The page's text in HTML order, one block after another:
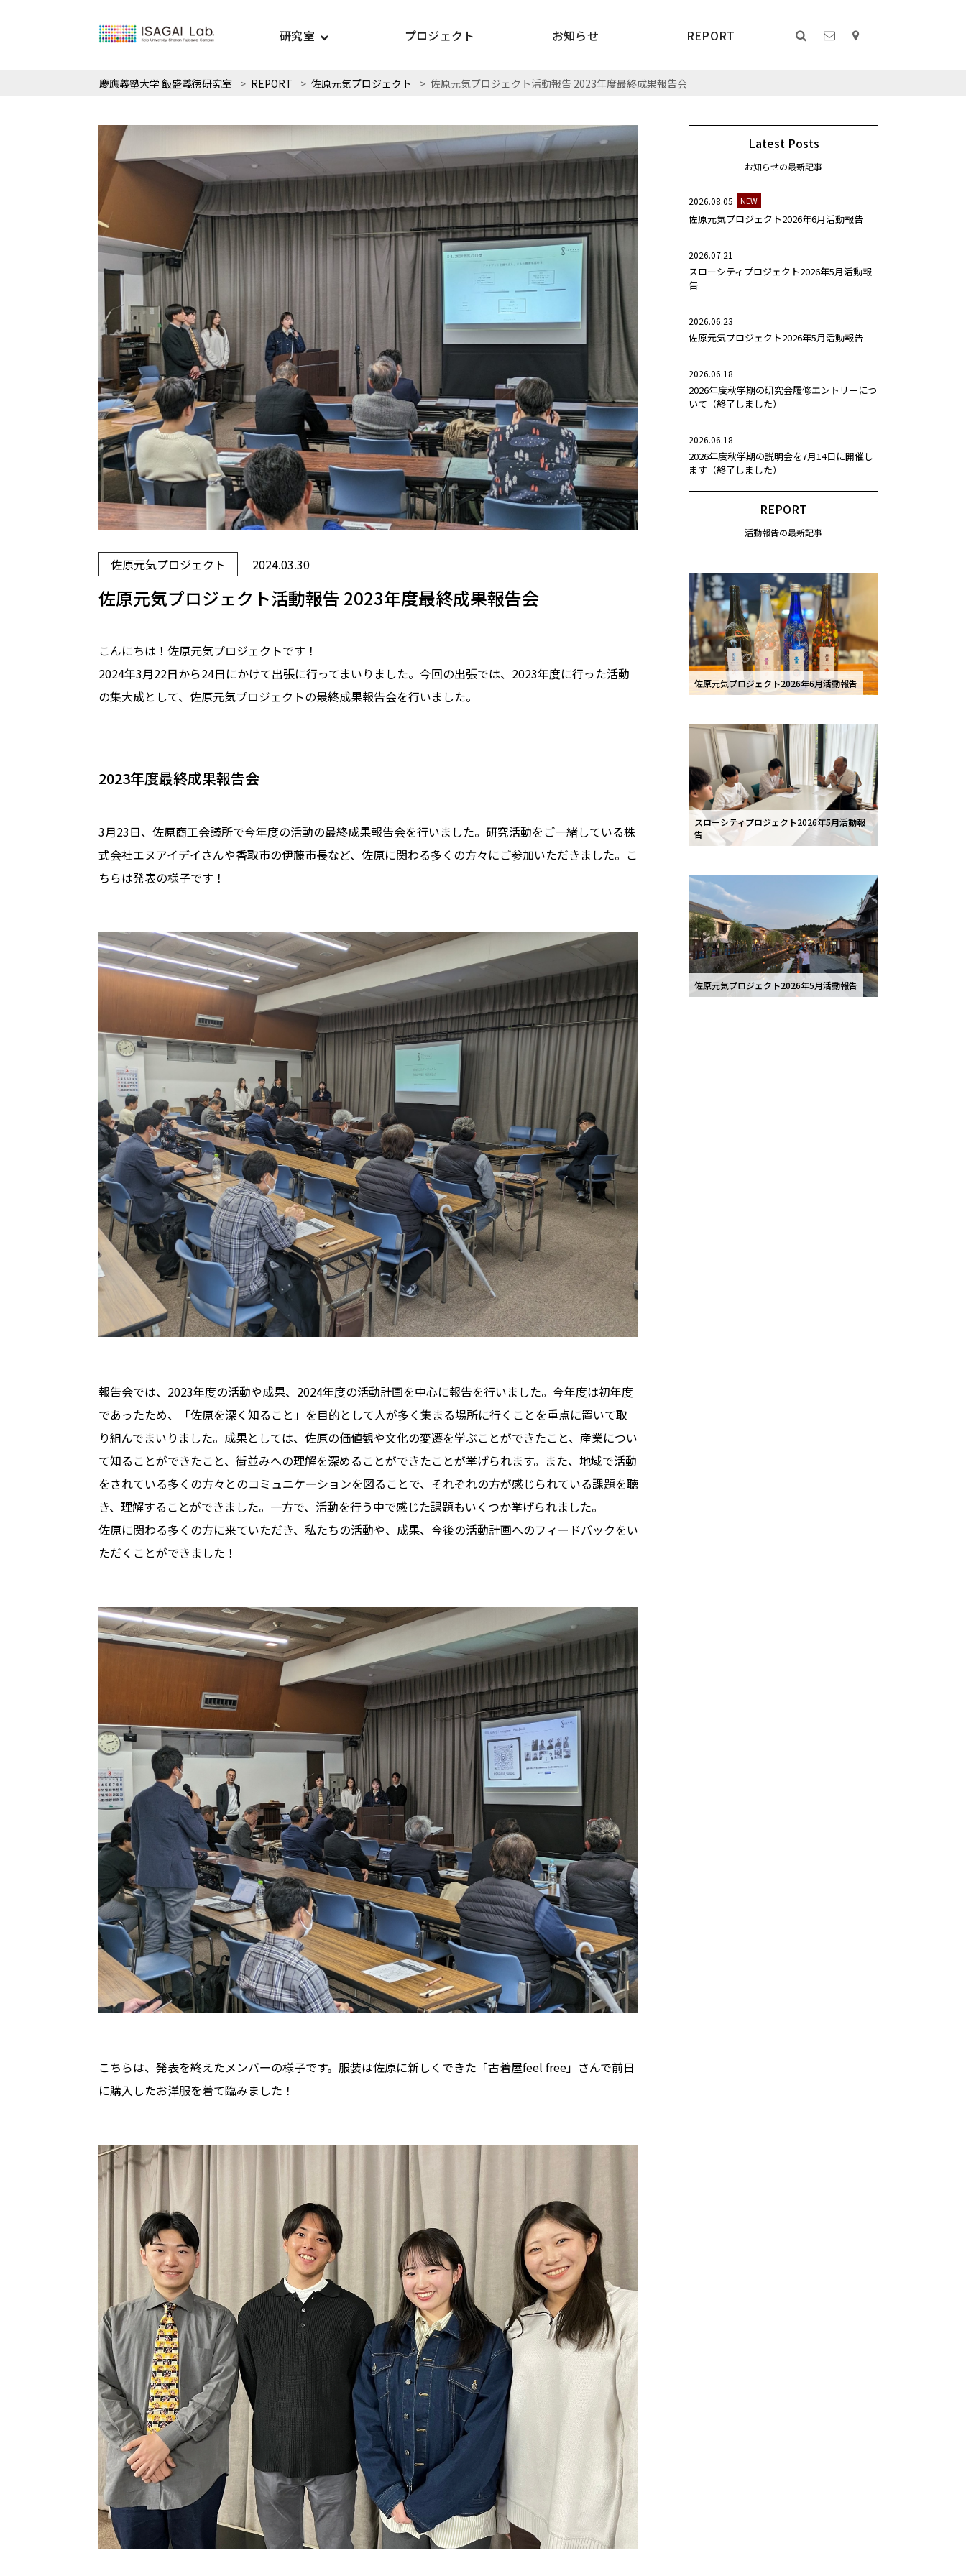
研究室 プロジェクト お知らせ REPORT
慶應義塾大学 飯盛義徳研究室 > REPORT > 佐原元気プロジェクト > 佐原元気プロジェクト活動報告 2023年度最終成果報告会
佐原元気プロジェクト 2024.03.30
佐原元気プロジェクト活動報告 2023年度最終成果報告会
こんにちは！佐原元気プロジェクトです！
2024年3月22日から24日にかけて出張に行ってまいりました。今回の出張では、2023年度に行った活動
の集大成として、佐原元気プロジェクトの最終成果報告会を行いました。
2023年度最終成果報告会
3月23日、佐原商工会議所で今年度の活動の最終成果報告会を行いました。研究活動をご一緒している株
式会社エヌアイデイさんや香取市の伊藤市長など、佐原に関わる多くの方々にご参加いただきました。こ
ちらは発表の様子です！
報告会では、2023年度の活動や成果、2024年度の活動計画を中心に報告を行いました。今年度は初年度
であったため、「佐原を深く知ること」を目的として人が多く集まる場所に行くことを重点に置いて取
り組んでまいりました。成果としては、佐原の価値観や文化の変遷を学ぶことができたこと、産業につい
て知ることができたこと、街並みへの理解を深めることができたことが挙げられます。また、地域で活動
をされている多くの方々とのコミュニケーションを図ることで、それぞれの方が感じられている課題を聴
き、理解することができました。一方で、活動を行う中で感じた課題もいくつか挙げられました。
佐原に関わる多くの方に来ていただき、私たちの活動や、成果、今後の活動計画へのフィードバックをい
ただくことができました！
こちらは、発表を終えたメンバーの様子です。服装は佐原に新しくできた「古着屋feel free」さんで前日
に購入したお洋服を着て臨みました！
Latest Posts
お知らせの最新記事
2026.08.05 NEW
佐原元気プロジェクト2026年6月活動報告
2026.07.21
スローシティプロジェクト2026年5月活動報
告
2026.06.23
佐原元気プロジェクト2026年5月活動報告
2026.06.18
2026年度秋学期の研究会履修エントリーにつ
いて（終了しました）
2026.06.18
2026年度秋学期の説明会を7月14日に開催し
ます（終了しました）
REPORT
活動報告の最新記事
佐原元気プロジェクト2026年6月活動報告
スローシティプロジェクト2026年5月活動報
告
佐原元気プロジェクト2026年5月活動報告